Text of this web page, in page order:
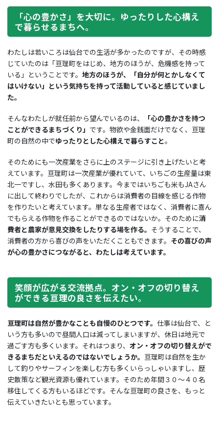
「心の豊かさ」を大切に。ゆったりした心構え
で暮らせるまちへ。
わたしは若いころは仙台での生活が多かったのですが、その時感
じていたのは「亘理町をはじめ、地方のほうが、危機感を持って
いる」ということです。 地方のほうが、「自分が何とかしなくて
はいけない」という気持ちを持って活動していると感じていまし
た。
そんなわたしが就任前から望んでいるのは、
「心の豊かさを持つ
ことができるまちづくり」 です。物欲や金銭面だけでなく、亘理
町の自然の中でゆったりとした心構えで暮らすこと。
そのためにも一次産業をさらに上のステージに引き上げたいと考
えています。亘理町は一次産業が優れていて、いちごの生産量は東
北一ですし、水田も多くあります。今まではいちごも米もJAさん
に出して終わりでしたが、これからは消費者の目線を感じる作物
を作りたいと考えています。単なる生産者ではなく、消費者に喜ん
でもらえる作物を作ることができるのではないか。そのために消
費者と農家が意見交換をしたりする場を作る。 そうすることで、
消費者の方から喜びの声をいただくこともできます。 その喜びの声
が心の豊かさにつながると、わたしは考えています。
笑顔が広がる交流拠点。オン・オフの切り替え
ができる亘理の良さを伝えたい。
亘理町は自然が豊かなことも自慢のひとつです。 仕事は仙台で、と
いう方も多いので昼間人口は減ってしまいますが、休日は地元で
過ごす方も多くいます。それはつまり、 オン・オフの切り替えがで
きるまちだといえるのではないでしょうか。 亘理町は自然を生か
して釣りやサーフィンを楽しむ方も多くいらっしゃいますし、歴
史散策など観光資源も優れています。そのため年間３０～４０名
移住してくる方もいるほどです。そんな亘理町の良さを、もっと
伝えていきたいとも思っています。